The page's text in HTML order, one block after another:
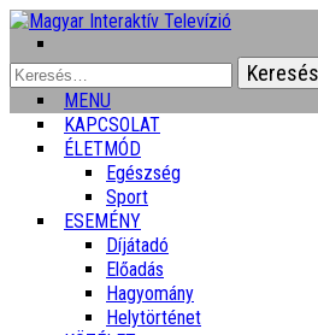
Keresés:
MENU
KAPCSOLAT
ÉLETMÓD
Egészség
Sport
ESEMÉNY
Díjátadó
Előadás
Hagyomány
Helytörténet